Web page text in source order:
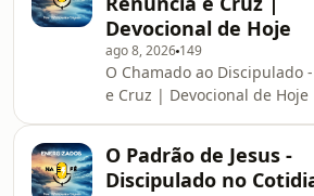
Devocional de Hoje
ago 8, 2026 149
O Chamado ao Discipulado
e Cruz | Devocional de Hoje
O Padrão de Jesus -
Discipulado no